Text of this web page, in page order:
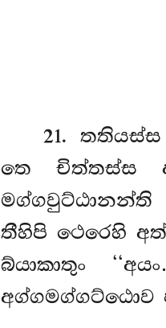
21.
තෙ චිත්තස්ස
තීහිපි ථෙරෙහි
බ්යාකාතුං
අග්ගමග්ගට්ඨොව